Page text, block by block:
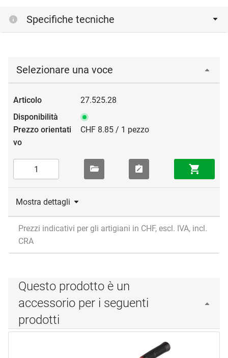
Specifiche tecniche
Selezionare una voce
27.525.28
CHF 8.85 / 1 pezzo
Mostra dettagli
Prezzi indicativi per gli artigiani in CHF, escl. IVA, incl.
CRA
Questo prodotto è un
accessorio per i seguenti
prodotti